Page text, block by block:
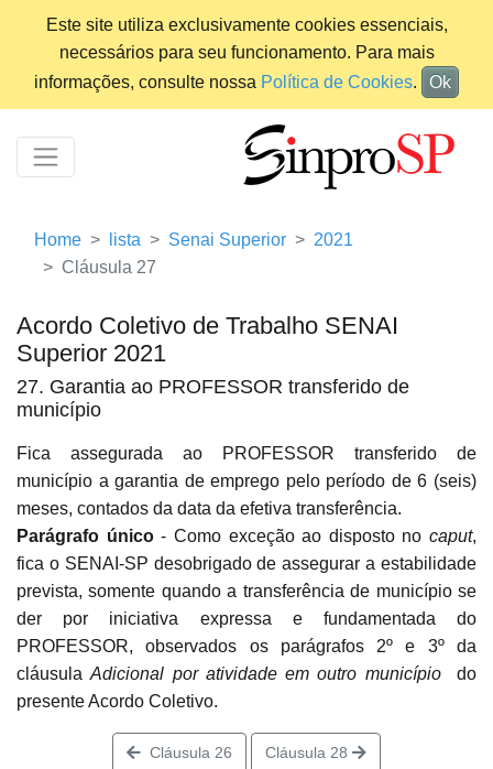
Este site utiliza exclusivamente cookies essenciais,
necessários para seu funcionamento. Para mais
informações, consulte nossa Política de Cookies. Ok
Home lista Senai Superior
2021
Cláusula 27
Acordo Coletivo de Trabalho SENAI
Superior 2021
27. Garantia ao PROFESSOR transferido de
município
Fica assegurada ao PROFESSOR transferido de
município a garantia de emprego pelo período de 6 (seis)
meses, contados da data da efetiva transferência.
Parágrafo único- Como exceção ao disposto no caput,
fica o SENAI-SP desobrigado de assegurar a estabilidade
prevista, somente quando a transferência de município se
der por iniciativa expressa e fundamentada do
PROFESSOR, observados os parágrafos 2º e 3º da
cláusulaAdicional por atividade em outro município
do
presente Acordo Coletivo.
Cláusula 26 Cláusula 28